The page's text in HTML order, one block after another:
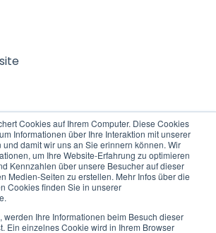
Cookies auf Ihrem Computer. Diese Cookies
Informationen über Ihre Interaktion mit unserer
und damit wir uns an Sie erinnern können. Wir
um Ihre Website-Erfahrung zu optimieren
Kennzahlen über unsere Besucher auf dieser
Medien-Seiten zu erstellen. Mehr Infos über die
Cookies finden Sie in unserer
werden Ihre Informationen beim Besuch dieser
Ein einzelnes Cookie wird in Ihrem Browser